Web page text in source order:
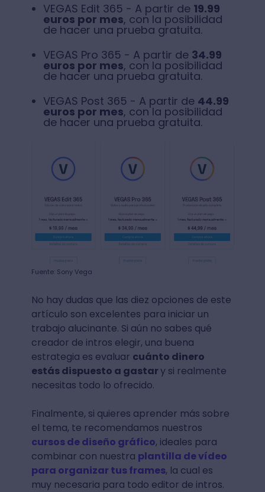
VEGAS Edit 365 - A partir de 19.99
euros por mes, con la posibilidad
de hacer una prueba gratuita.
VEGAS Pro 365 - A partir de 34.99
euros por mes, con la posibilidad
de hacer una prueba gratuita.
VEGAS Post 365 - A partir de 44.99
euros por mes, con la posibilidad
de hacer una prueba gratuita.
Fuente: Sony Vega
No hay dudas que las diez opciones de este
artículo son excelentes para iniciar un
trabajo alucinante. Si aún no sabes qué
creador de intros elegir, una buena
estrategia es evaluar cuánto dinero
estás dispuesto a gastary si realmente
necesitas todo lo ofrecido.
Finalmente, si quieres aprender más sobre
el tema, te recomendamos nuestros
cursos de diseño gráfico, ideales para
combinar con nuestra plantilla de vídeo
para organizar tus frames, la cual es
muy necesaria para todo editor de intros.